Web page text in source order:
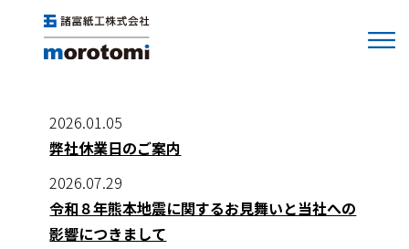
2026.01.05
弊社休業日のご案内
2026.07.29
令和８年熊本地震に関するお見舞いと当社への
影響につきまして